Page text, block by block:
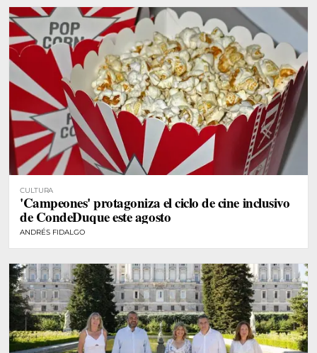
CULTURA
'Campeones' protagoniza el ciclo de cine inclusivo
de CondeDuque este agosto
ANDRÉS FIDALGO